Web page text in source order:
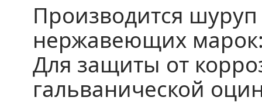
Производится
нержавеющих марок:
Для защиты от
гальванической